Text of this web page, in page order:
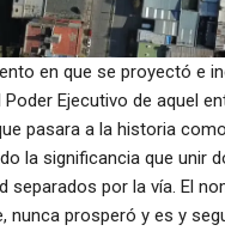
en que se proyectó e
Poder Ejecutivo de aquel
pasara a la historia
la significancia que unir
separados por la vía. El
nunca prosperó y es y